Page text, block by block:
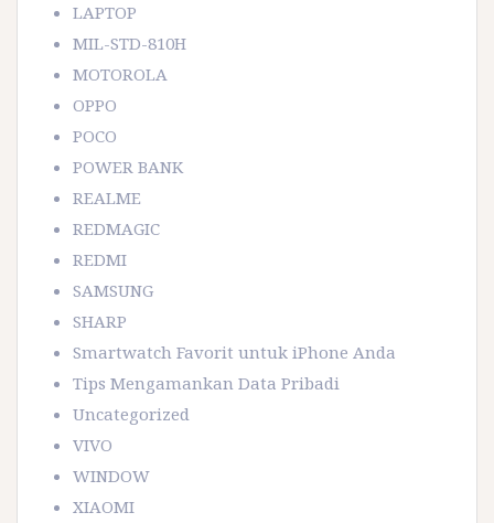
LAPTOP
MIL-STD-810H
MOTOROLA
OPPO
POCO
POWER BANK
REALME
REDMAGIC
REDMI
SAMSUNG
SHARP
Smartwatch Favorit untuk iPhone Anda
Tips Mengamankan Data Pribadi
Uncategorized
VIVO
WINDOW
XIAOMI